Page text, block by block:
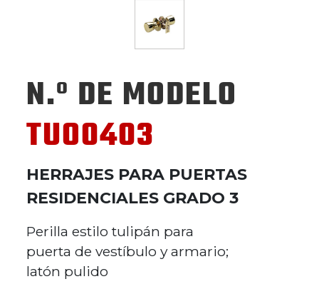
N.º DE MODELO
TUO0403
HERRAJES PARA PUERTAS
RESIDENCIALES GRADO 3
Perilla estilo tulipán para
puerta de vestíbulo y armario;
latón pulido